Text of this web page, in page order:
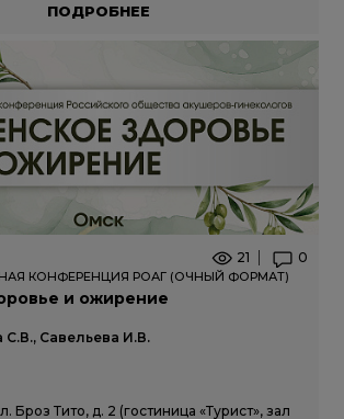
ПОДРОБНЕЕ
21 0
КОНФЕРЕНЦИЯ РОАГ (ОЧНЫЙ ФОРМАТ)
и ожирение
Савельева И.В.
Броз Тито, д. 2 (гостиница «Турист», зал